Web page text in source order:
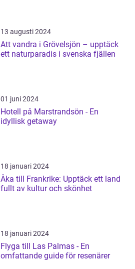
13 augusti 2024
Att vandra i Grövelsjön – upptäck
ett naturparadis i svenska fjällen
01 juni 2024
Hotell på Marstrandsön - En
idyllisk getaway
18 januari 2024
Åka till Frankrike: Upptäck ett land
fullt av kultur och skönhet
18 januari 2024
Flyga till Las Palmas - En
omfattande guide för resenärer